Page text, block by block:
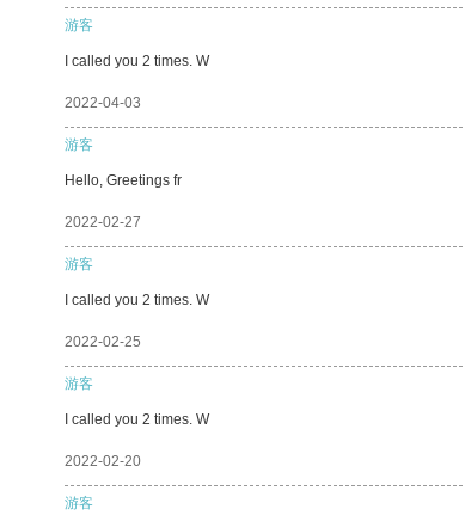
游客
I called you 2 times. W
2022-04-03
游客
Hello, Greetings fr
2022-02-27
游客
I called you 2 times. W
2022-02-25
游客
I called you 2 times. W
2022-02-20
游客